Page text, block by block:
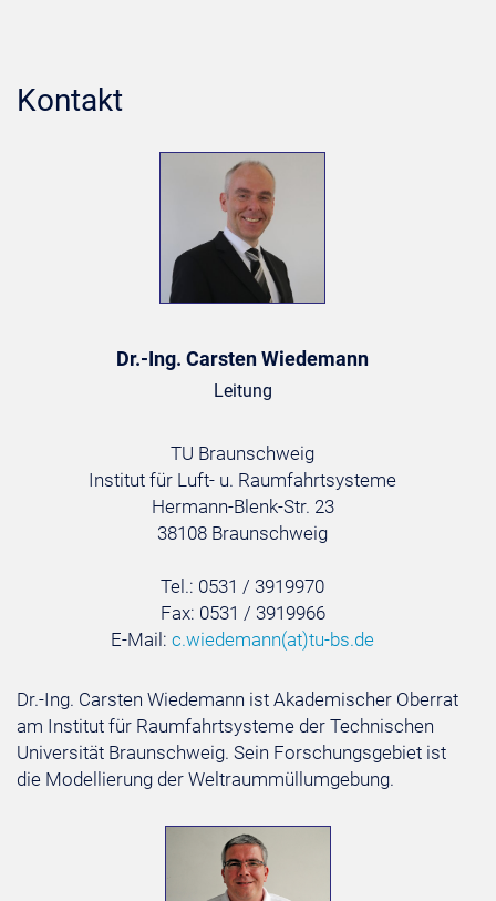
Kontakt
Dr.-Ing. Carsten Wiedemann
Leitung
TU Braunschweig
Institut für Luft- u. Raumfahrtsysteme
Hermann-Blenk-Str. 23
38108 Braunschweig
Tel.: 0531 / 3919970
Fax: 0531 / 3919966
E-Mail: c.wiedemann(at)tu-bs.de
Dr.-Ing. Carsten Wiedemann ist Akademischer Oberrat
am Institut für Raumfahrtsysteme der Technischen
Universität Braunschweig. Sein Forschungsgebiet ist
die Modellierung der Weltraummüllumgebung.